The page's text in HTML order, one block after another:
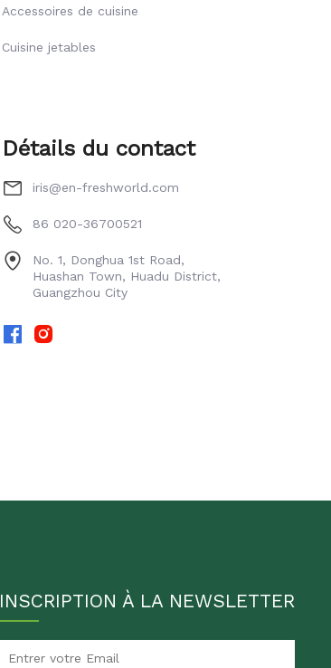
Accessoires de cuisine
Cuisine jetables
Détails du contact
iris@en-freshworld.com
86 020-36700521
No. 1, Donghua 1st Road,
Huashan Town, Huadu District,
Guangzhou City
INSCRIPTION À LA NEWSLETTER